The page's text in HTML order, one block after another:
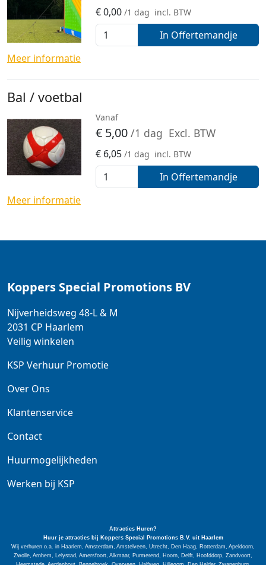
€0,00 /1 dag incl. BTW
In Offertemandje
Meer informatie
Bal / voetbal
Vanaf
€ 5,00 /1 dag Excl. BTW
€ 6,05 /1 dag incl. BTW
In Offertemandje
Meer informatie
Koppers Special Promotions BV
Nijverheidsweg 48-L & M
2031 CP Haarlem
Veilig winkelen
KSP Verhuur Promotie
Over Ons
Klantenservice
Contact
Huurmogelijkheden
Werken bij KSP
Attracties Huren?
Huur je attracties bij Koppers Special
PromotionsB.V. uit Haarlem
Wij verhuren o.a. in Haarlem, Amsterdam, Amstelveen, Utrecht, Den Haag, Rotterdam, Apeldoorn,
Zwolle, Arnhem, Lelystad, Amersfoort, Alkmaar, Purmerend, Hoorn, Delft, Hoofddorp, Zandvoort,